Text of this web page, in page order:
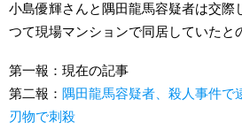
小島優輝さんと隅田龍馬容疑者は交際
つて現場マンションで同居していたと
第一報：現在の記事
第二報： 隅田龍馬容疑者、殺人事件で
刃物で刺殺